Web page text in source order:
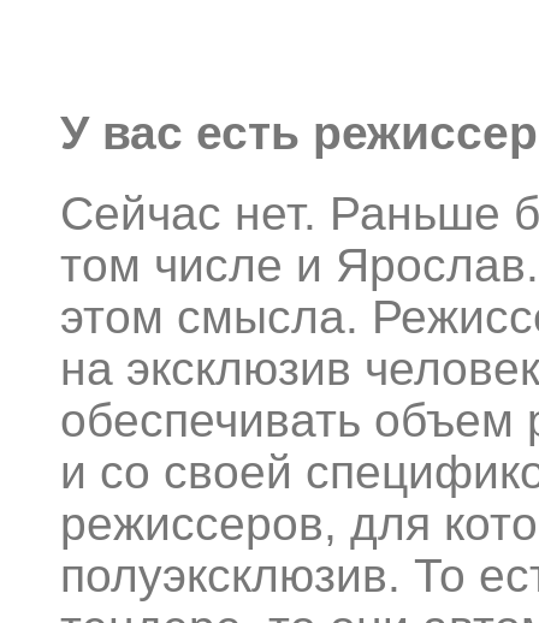
У вас есть
Сейчас нет. Раньше
том числе и
этом смысла.
на эксклюзив
обеспечивать
и со своей
режиссеров, для
полуэксклюзив. То